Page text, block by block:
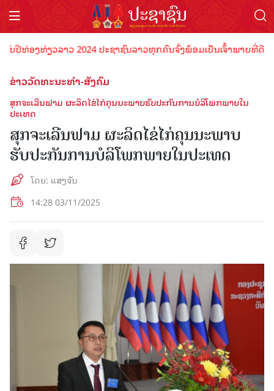
ອງທ່ຽວລາວ 2024 ປະຊາຊົນລາວທຸກຄົນຈົ່ງພ້ອມເປັນເຈົ້າພາບທີ່ດີ ຕ້ອ
ຂ່າວວັດທະນະທຳ-ສັງຄົມ
ສຸກຈະເລີນຟາມ ຜະລິດໄຂ່ໄກ່ຄຸນນະພາບຮັບປະກັນການບໍລິໂພກພາຍໃນ
ປະເທດ
ສຸກຈະເລີນຟາມ ຜະລິດໄຂ່ໄກ່ຄຸນນະພາບ
ຮັບປະກັນການບໍລິໂພກພາຍໃນປະເທດ
ໂດຍ: ແສງຈັນ
14:28 03/11/2025